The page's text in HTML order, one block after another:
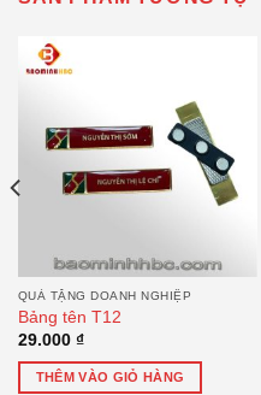
QUÀ TẶNG DOANH NGHIỆP
Bảng tên T12
29.000 ₫
THÊM VÀO GIỎ HÀNG